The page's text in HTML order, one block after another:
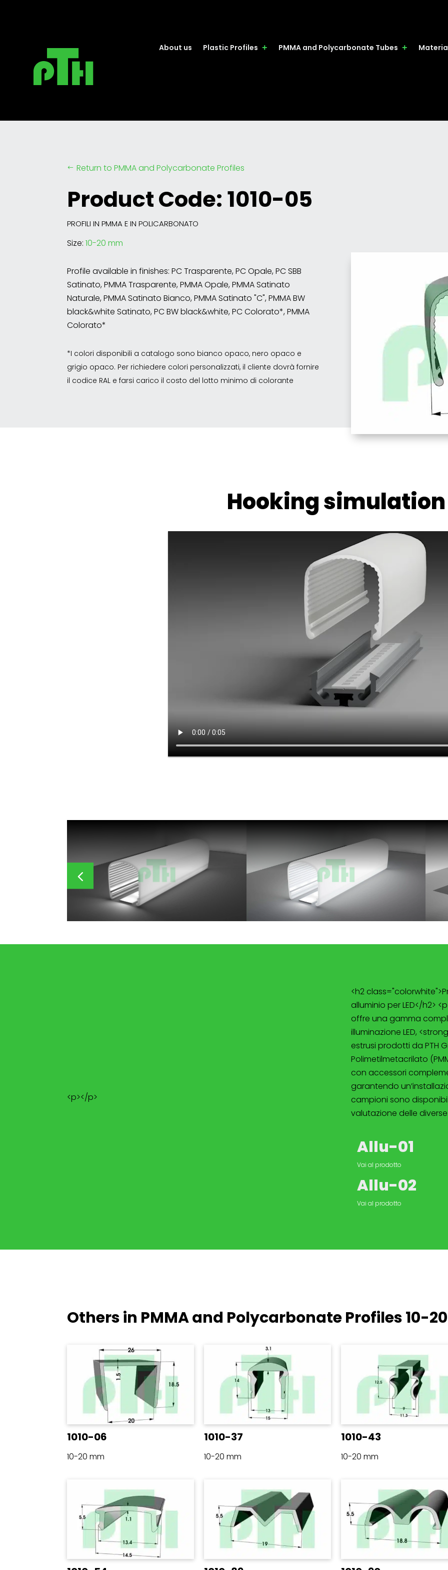
About us Plastic Profiles PMMA and Polycarbonate Tubes
# Return to PMMA and Polycarbonate Profiles
Product Code: 1010-05
PROFILI IN PMMA E IN POLICARBONATO
Size:10-20 mm
Profile available in finishes: PC Trasparente, PC Opale, PC SBB
Satinato, PMMA Trasparente, PMMA Opale, PMMA Satinato
Naturale, PMMA Satinato Bianco, PMMA Satinato "C", PMMA BW
black&white Satinato, PC BW black&white, PC Colorato*, PMMA
Colorato*
*I colori disponibili a catalogo sono bianco opaco, nero opaco e
grigio opaco. Per richiedere colori personalizzati, il cliente dovrà fornire
il codice RAL e farsi carico il costo del lotto minimo di colorante
Hooking simulation
<p></p>
<h2
alluminio per LED</h2>
offre una gamma
illuminazione LED,
estrusi prodotti da PTH
Polimetilmetacrilato
con accessori
garantendo
campioni sono
valutazione delle
Allu-01
Vai al prodotto
Allu-02
Vai al prodotto
Others in PMMA and Polycarbonate Profiles10-
1010-06
10-20 mm
1010-37
10-20 mm
1010-43
10-20 mm